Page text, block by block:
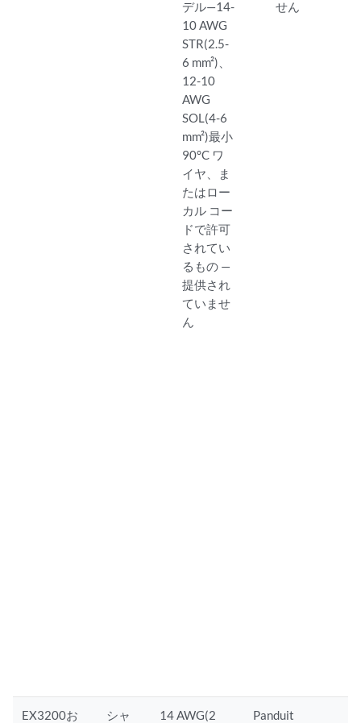
デル—14-
10 AWG
STR(2.5-
6 mm²)、
12-10
AWG
SOL(4-6
mm²)最小
90°C ワ
イヤ、ま
たはロー
カル コー
ドで許可
されてい
るもの —
提供され
ていませ
ん
せん
EX3200お
シャ
14 AWG(2
Panduit